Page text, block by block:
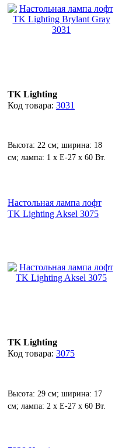
TK Lighting
3031
Высота: 22 см; ширина: 18
см; лампа: 1 х Е-27 х 60 Вт.
Настольная лампа лофт
TK Lighting Aksel 3075
TK Lighting
3075
Высота: 29 см; ширина: 17
см; лампа: 2 х Е-27 х 60 Вт.